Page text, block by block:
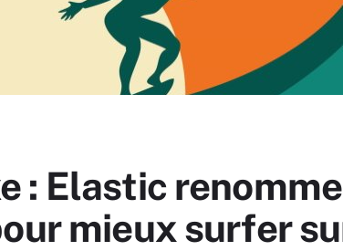
: Elastic
mieux surfer